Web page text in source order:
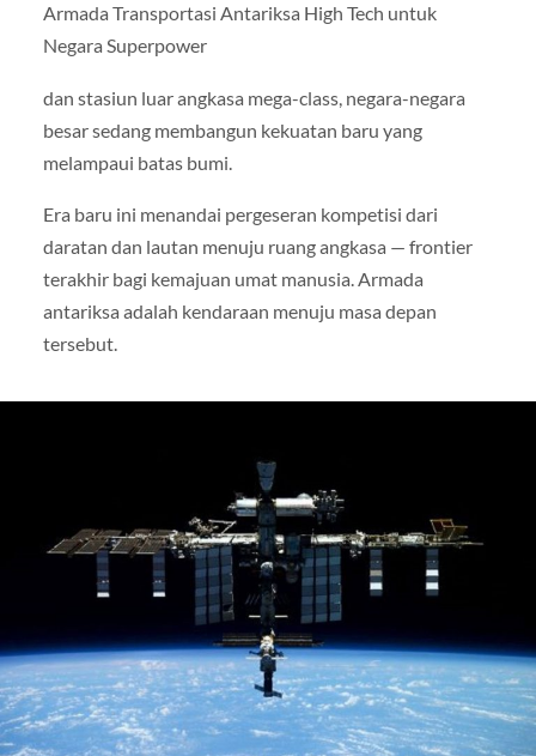
Armada Transportasi Antariksa High Tech untuk
Negara Superpower
dan stasiun luar angkasa mega-class, negara-negara
besar sedang membangun kekuatan baru yang
melampaui batas bumi.
Era baru ini menandai pergeseran kompetisi dari
daratan dan lautan menuju ruang angkasa — frontier
terakhir bagi kemajuan umat manusia. Armada
antariksa adalah kendaraan menuju masa depan
tersebut.